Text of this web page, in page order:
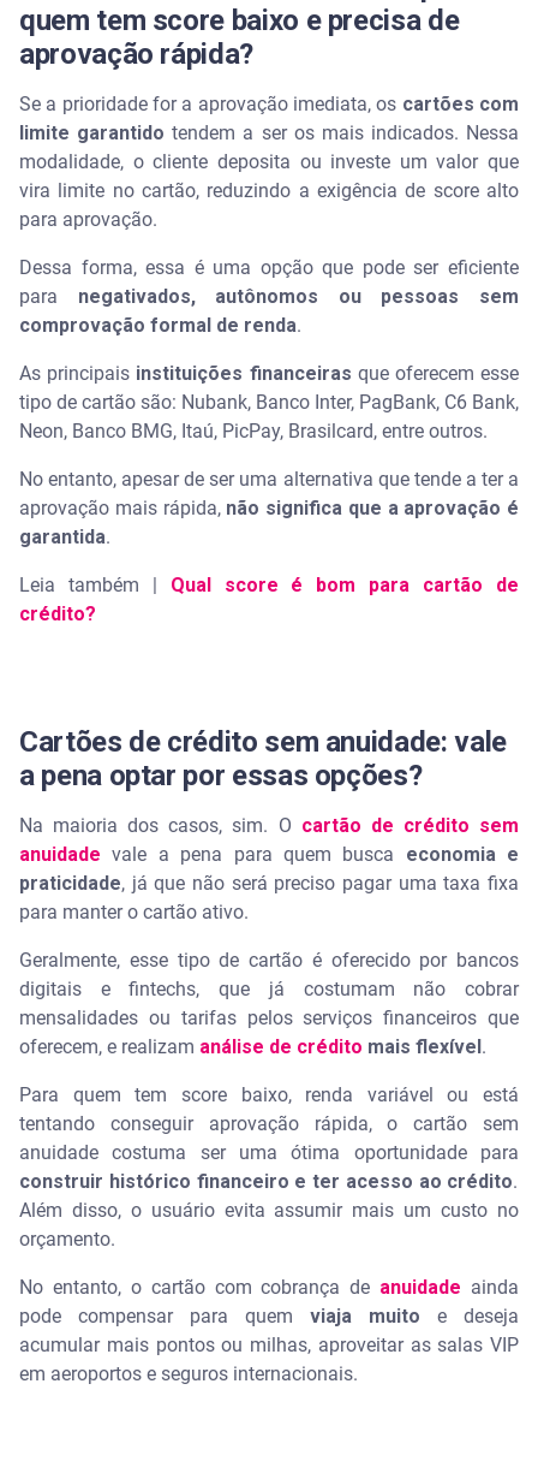
quem tem score baixo e precisa de
aprovação rápida?
Se a prioridade for a aprovação imediata, os cartões com
limite garantido tendem a ser os mais indicados. Nessa
modalidade, o cliente deposita ou investe um valor que
vira limite no cartão, reduzindo a exigência de score alto
para aprovação.
Dessa forma, essa é uma opção que pode ser eficiente
para negativados, autônomos ou pessoas sem
comprovação formal de renda.
As principais instituições financeiras que oferecem esse
tipo de cartão são: Nubank, Banco Inter, PagBank, C6 Bank,
Neon, Banco BMG, Itaú, PicPay, Brasilcard, entre outros.
No entanto, apesar de ser uma alternativa que tende a ter a
aprovação mais rápida, não significa que a aprovação é
garantida.
Leia também | Qual score é bom para cartão de
crédito?
Cartões de crédito sem anuidade: vale
a pena optar por essas opções?
Na maioria dos casos, sim. O cartão de crédito sem
anuidade vale a pena para quem busca economia e
praticidade, já que não será preciso pagar uma taxa fixa
para manter o cartão ativo.
Geralmente, esse tipo de cartão é oferecido por bancos
digitais e fintechs, que já costumam não cobrar
mensalidades ou tarifas pelos serviços financeiros que
oferecem, e realizam análise de crédito mais flexível .
Para quem tem score baixo, renda variável ou está
tentando conseguir aprovação rápida, o cartão sem
anuidade costuma ser uma ótima oportunidade para
construir histórico financeiro e ter acesso ao crédito.
Além disso, o usuário evita assumir mais um custo no
orçamento.
No entanto, o cartão com cobrança de anuidade ainda
pode compensar para quem viaja muito e deseja
acumular mais pontos ou milhas, aproveitar as salas VIP
em aeroportos e seguros internacionais.